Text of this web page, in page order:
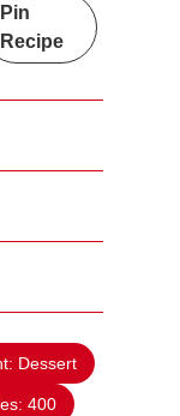
Pin
Recipe
Dessert
400